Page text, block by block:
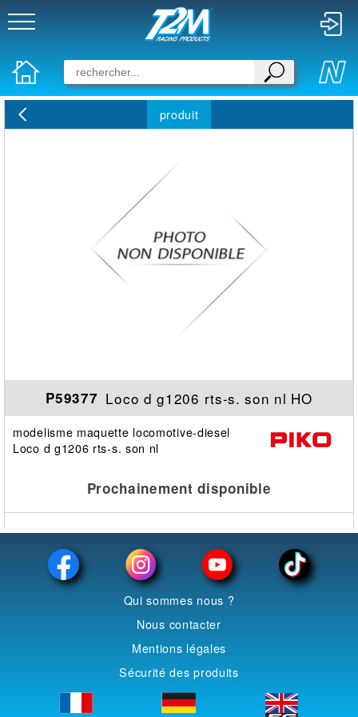
produit
P59377 Loco d g1206 rts-s. son nl HO
modelisme maquette locomotive-diesel
Loco d g1206 rts-s. son nl
Prochainement disponible
Qui sommes nous ?
Nous contacter
Mentions légales
Sécurité des produits